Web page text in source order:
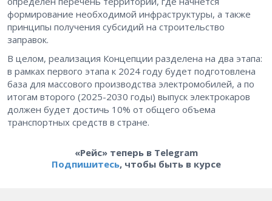
формирование необходимой инфраструктуры, а также
принципы получения субсидий на строительство
заправок.
В целом, реализация Концепции разделена на два этапа:
в рамках первого этапа к 2024 году будет подготовлена
база для массового производства электромобилей, а по
итогам второго (2025-2030 годы) выпуск электрокаров
должен будет достичь 10% от общего объема
транспортных средств в стране.
«Рейс» теперь в Telegram
Подпишитесь, чтобы быть в курсе